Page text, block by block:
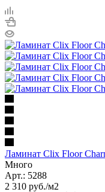
Ламинат Clix Floor
Много
Арт.: 5288
2 310 руб./м2